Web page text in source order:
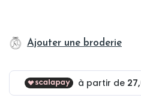
Ajouter une broderie